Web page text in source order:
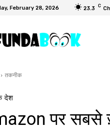
February 28, 2026 23.3 C
तकनीक
देश
पर सबसे